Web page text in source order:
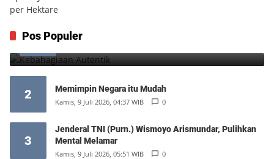
Pos Populer
1 Kebahagiaan Autentik
2 Memimpin Negara itu Mudah
Kamis, 9 Juli 2026, 04:37 WIB 0
3
Jenderal TNI (Purn.) Wismoyo Arismundar, Pulihkan
Mental Melamar
Kamis, 9 Juli 2026, 05:51 WIB 0